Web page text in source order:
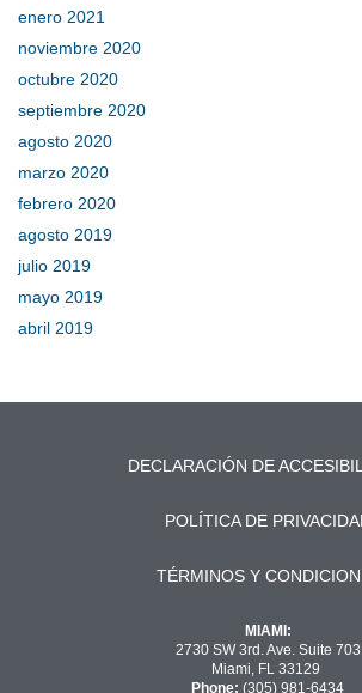
enero 2021
noviembre 2020
octubre 2020
septiembre 2020
agosto 2020
marzo 2020
febrero 2020
agosto 2019
julio 2019
mayo 2019
abril 2019
DECLARACIÓN DE
POLÍTICA DE
TÉRMINOS Y
MIAMI:
2730 SW 3rd. Ave. Suite 703
Miami, FL 33129
Phone: (305) 981-6434